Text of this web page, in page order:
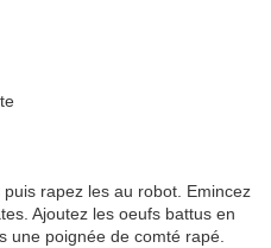
rapez les au robot. Emincez
Ajoutez les oeufs battus en
une poignée de comté rapé.